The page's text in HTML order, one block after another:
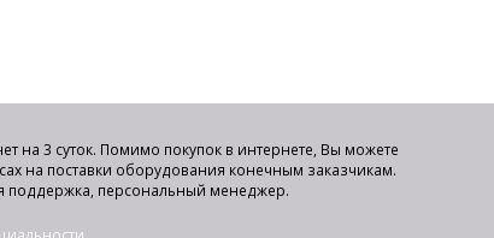
на 3 суток. Помимо покупок в интернете, Вы можете
на поставки оборудования конечным заказчикам.
поддержка, персональный менеджер.